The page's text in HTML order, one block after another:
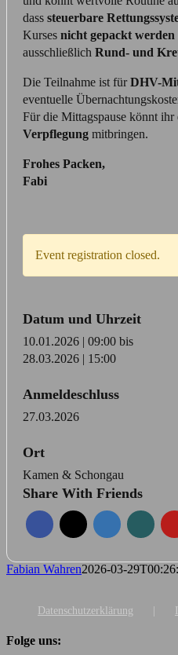
dass steuerbare
Kurses nicht gepackt werden
ausschließlich Rund- und
Die Teilnahme ist fürDHV-
eventuelle
Für die Mittagspause könnt ihr
Verpflegung mitbringen.
Frohes Packen,
Fabi
Event registration closed.
Datum und Uhrzeit
10.01.2026 | 09:00 bis
28.03.2026 | 15:00
Anmeldeschluss
27.03.2026
Ort
Kamen & Schongau
Share With Friends
Fabian Wahren2026-03-
Datenschutzerklärung
Folge uns: